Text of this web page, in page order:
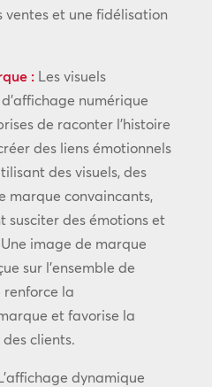
et une fidélisation
:Les visuels
numérique
de raconter l’histoire
des liens émotionnels
des visuels, des
marque convaincants,
susciter des émotions et
image de marque
sur l’ensemble de
renforce la
et favorise la
clients.
dynamique